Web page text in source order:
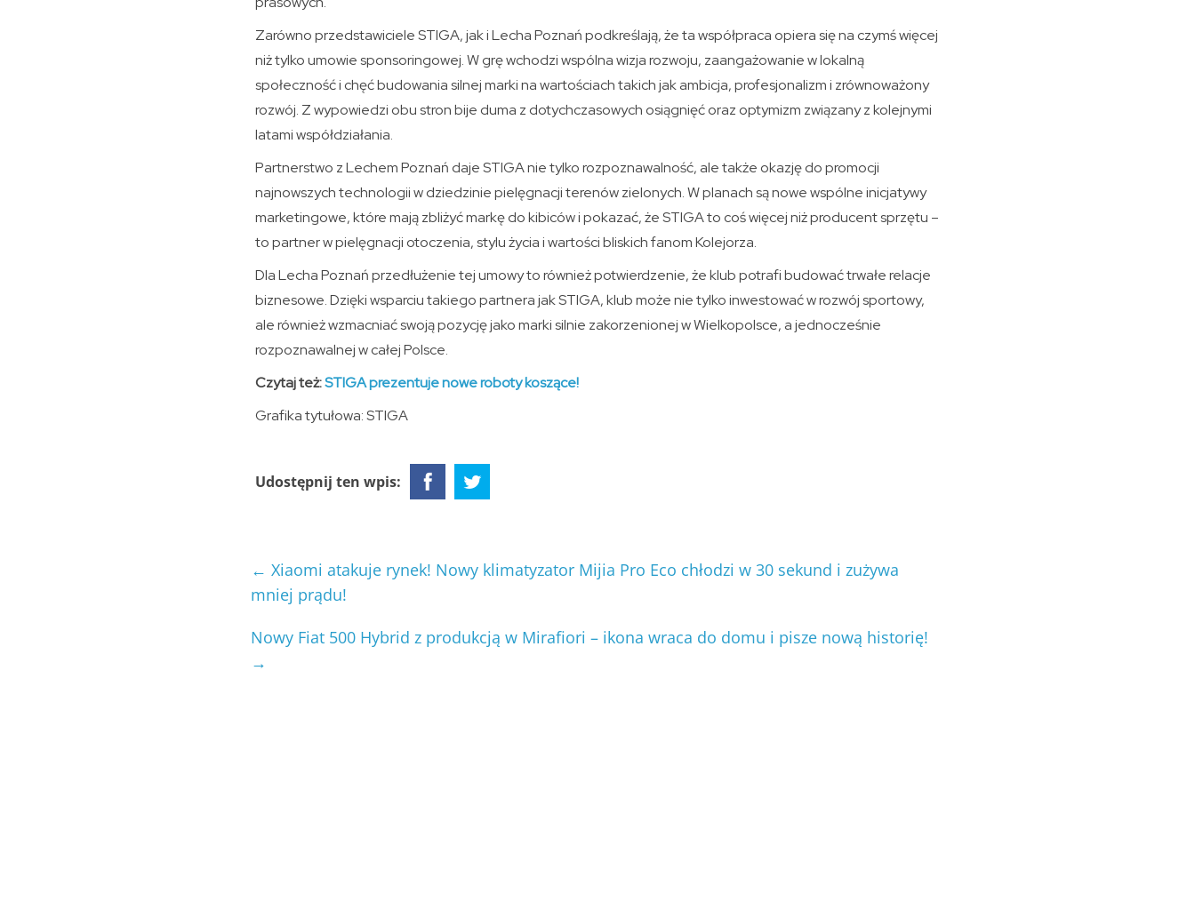
Zarówno przedstawiciele STIGA, jak i Lecha Poznań podkreślają, że ta współpraca opiera się na czymś więcej
niż tylko umowie sponsoringowej. W grę wchodzi wspólna wizja rozwoju, zaangażowanie w lokalną
społeczność i chęć budowania silnej marki na wartościach takich jak ambicja, profesjonalizm i zrównoważony
rozwój. Z wypowiedzi obu stron bije duma z dotychczasowych osiągnięć oraz optymizm związany z kolejnymi
latami współdziałania.
Partnerstwo z Lechem Poznań daje STIGA nie tylko rozpoznawalność, ale także okazję do promocji
najnowszych technologii w dziedzinie pielęgnacji terenów zielonych. W planach są nowe wspólne inicjatywy
marketingowe, które mają zbliżyć markę do kibiców i pokazać, że STIGA to coś więcej niż producent sprzętu –
to partner w pielęgnacji otoczenia, stylu życia i wartości bliskich fanom Kolejorza.
Dla Lecha Poznań przedłużenie tej umowy to również potwierdzenie, że klub potrafi budować trwałe relacje
biznesowe. Dzięki wsparciu takiego partnera jak STIGA, klub może nie tylko inwestować w rozwój sportowy,
ale również wzmacniać swoją pozycję jako marki silnie zakorzenionej w Wielkopolsce, a jednocześnie
rozpoznawalnej w całej Polsce.
Czytaj też:STIGA prezentuje nowe roboty koszące!
Grafika tytułowa: STIGA
Udostępnij ten wpis:
← Xiaomi atakuje rynek! Nowy klimatyzator Mijia Pro Eco chłodzi w 30 sekund i zużywa
mniej prądu!
Nowy Fiat 500 Hybrid z produkcją w Mirafiori – ikona wraca do domu i pisze nową historię!
→